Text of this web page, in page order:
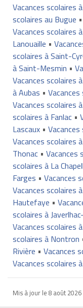
Vacances scolaires
scolaires au Bugue •
Vacances scolaires
Lanouaille •
scolaires à Saint-
à Saint-Mesmin •
Vacances scolaires
à Aubas •
Vacances scolaires
scolaires à Fanlac•
Lascaux•
Vacances scolaires
Thonac• Vacances
scolaires à La
Farges • Vacances
Vacances scolaires
Hautefaye •
scolaires à
Vacances scolaires
scolaires à Nontron
Rivière • Vacances
Vacances
Mis à jour le 8 août 2026